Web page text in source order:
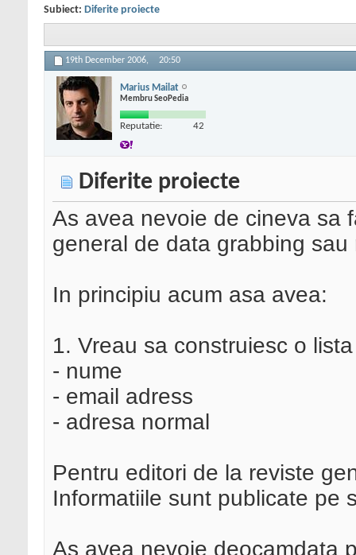
Subiect: Diferite proiecte
19th December 2006, 20:50
Marius Mailat
Membru SeoPedia
Reputatie: 42
Diferite proiecte
As avea nevoie de cineva sa
general de data grabbing sau
In principiu acum asa avea:
1. Vreau sa construiesc o
- nume
- email adress
- adresa normal
Pentru editori de la reviste
Informatiile sunt publicate pe
As avea nevoie deocamdata